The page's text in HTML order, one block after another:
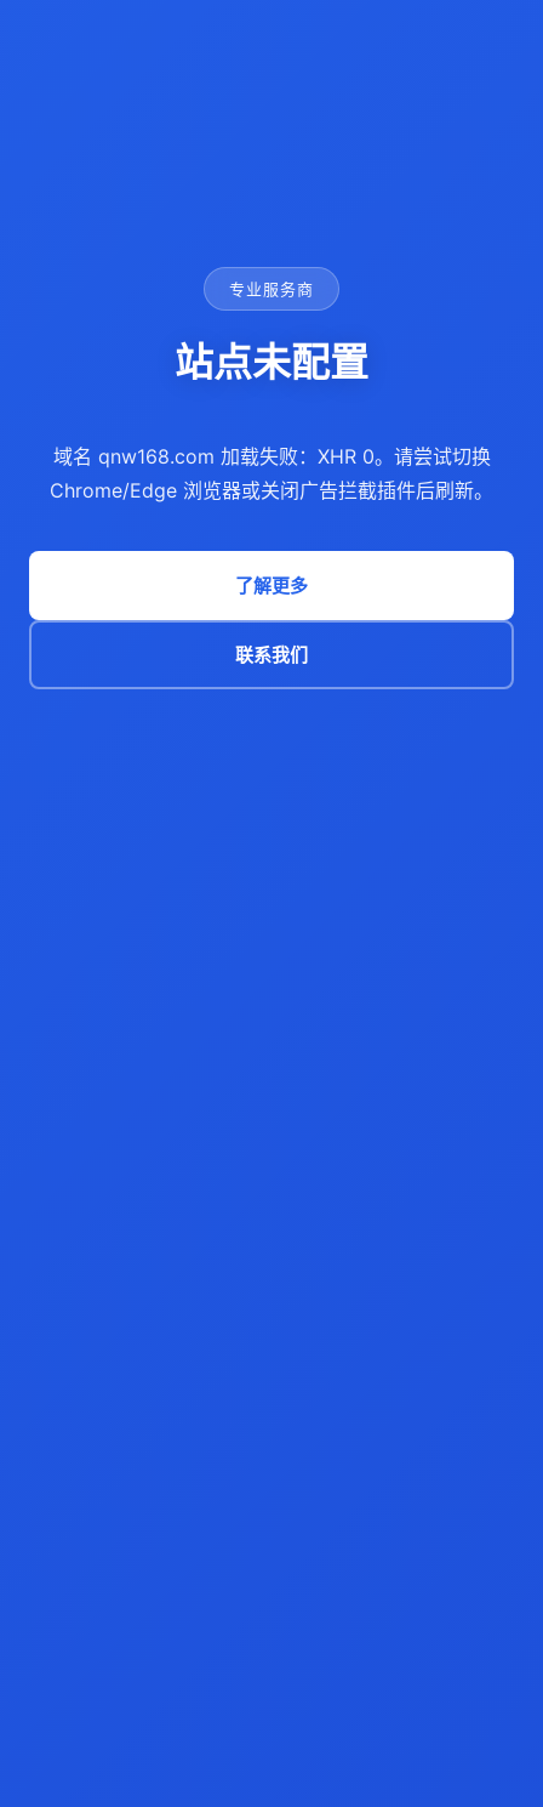
专业服务商
站点未配置
域名 qnw168.com 加载失败：XHR 0。请尝试切换
Chrome/Edge 浏览器或关闭广告拦截插件后刷新。
了解更多
联系我们